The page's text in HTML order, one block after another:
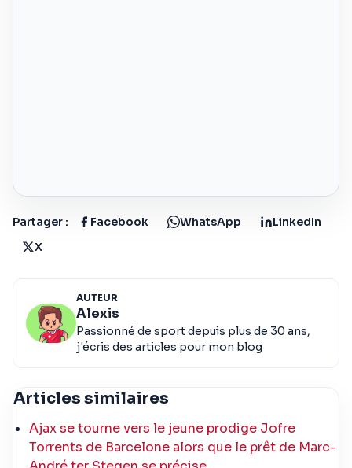
Partager : Facebook WhatsApp
LinkedIn
X
AUTEUR
Alexis
Passionné de sport depuis plus de 30 ans,
j'écris des articles pour mon blog
Articles similaires
Ajax se tourne vers le jeune prodige Jofre
Torrents de Barcelone alors que le prêt de Marc-